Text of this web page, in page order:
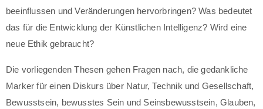
beeinflussen und Veränderungen hervorbringen? Was bedeutet
das für die Entwicklung der Künstlichen Intelligenz? Wird eine
neue Ethik gebraucht?
Die vorliegenden Thesen gehen Fragen nach, die gedankliche
Marker für einen Diskurs über Natur, Technik und Gesellschaft,
Bewusstsein, bewusstes Sein und Seinsbewusstsein, Glauben,